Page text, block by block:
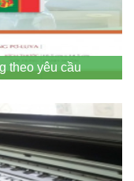
theo yêu cầu